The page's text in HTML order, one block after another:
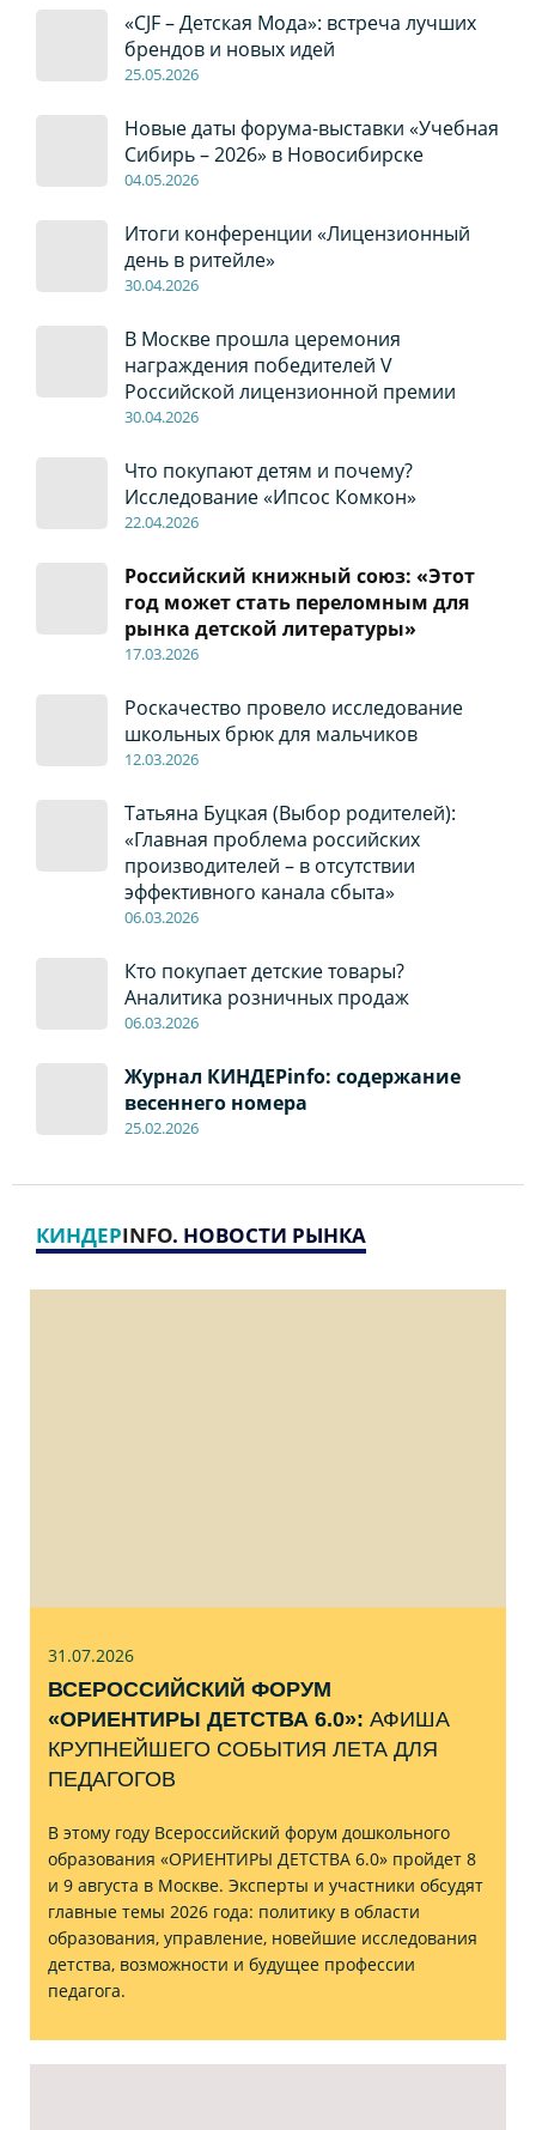
«CJF – Детская Мода»: встреча лучших
брендов и новых идей
25.05.2026
Новые даты форума-выставки «Учебная
Сибирь – 2026» в Новосибирске
04.05.2026
Итоги конференции «Лицензионный
день в ритейле»
30.04.2026
В Москве прошла церемония
награждения победителей V
Российской лицензионной премии
30.04.2026
Что покупают детям и почему?
Исследование «Ипсос Комкон»
22.04.2026
Российский книжный союз: «Этот
год может стать переломным для
рынка детской литературы»
17.03.2026
Роскачество провело исследование
школьных брюк для мальчиков
12.03.2026
Татьяна Буцкая (Выбор родителей):
«Главная проблема российских
производителей – в отсутствии
эффективного канала сбыта»
06.03.2026
Кто покупает детские товары?
Аналитика розничных продаж
06.03.2026
Журнал КИНДЕРinfo: содержание
весеннего номера
25.02.2026
КИНДЕРINFO. НОВОСТИ РЫНКА
31.07.2026
ВСЕРОССИЙСКИЙ ФОРУМ
«ОРИЕНТИРЫ ДЕТСТВА 6.0»: АФИША
КРУПНЕЙШЕГО СОБЫТИЯ ЛЕТА ДЛЯ
ПЕДАГОГОВ
В этому году Всероссийский форум дошкольного
образования «ОРИЕНТИРЫ ДЕТСТВА 6.0» пройдет 8
и 9 августа в Москве. Эксперты и участники обсудят
главные темы 2026 года: политику в области
образования, управление, новейшие исследования
детства, возможности и будущее профессии
педагога.